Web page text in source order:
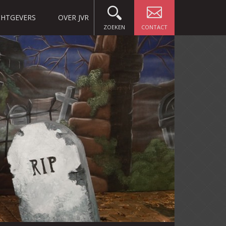
OVER JVR
CONTACT
ZOEKEN